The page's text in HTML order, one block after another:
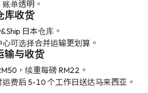
单透明。
库收货
日本仓库。
可选择合并运输更划算。
输与收货
，续重每磅 RM22。
费后 5-10 个工作日送达马来西亚。